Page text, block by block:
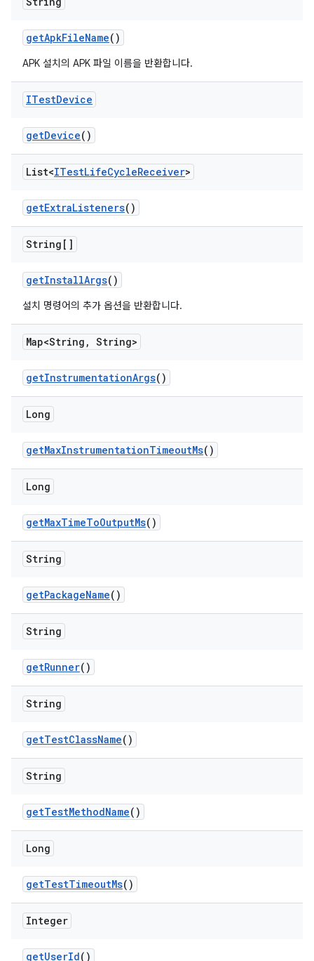
getApkFileName()
APK 설치의 APK 파일 이름을 반환합니다.
ITestDevice
getDevice()
List<ITestLifeCycleReceiver>
getExtraListeners()
String[]
getInstallArgs()
설치 명령어의 추가 옵션을 반환합니다.
Map<String , String>
getInstrumentationArgs()
Long
getMaxInstrumentationTimeoutMs()
Long
getMaxTimeToOutputMs()
String
getPackageName()
String
getRunner()
String
getTestClassName()
String
getTestMethodName()
Long
getTestTimeoutMs()
Integer
getUserId()